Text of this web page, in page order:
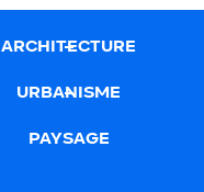
ARCHITECTURE
URBANISME
PAYSAGE